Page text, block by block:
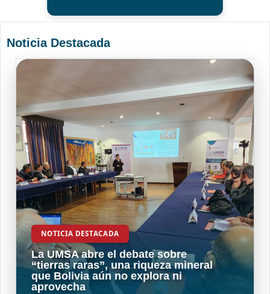
Noticia Destacada
NOTICIA DESTACADA
La UMSA abre el debate sobre
“tierras raras”, una riqueza mineral
que Bolivia aún no explora ni
aprovecha